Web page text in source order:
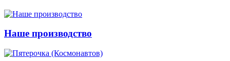
Наше производство